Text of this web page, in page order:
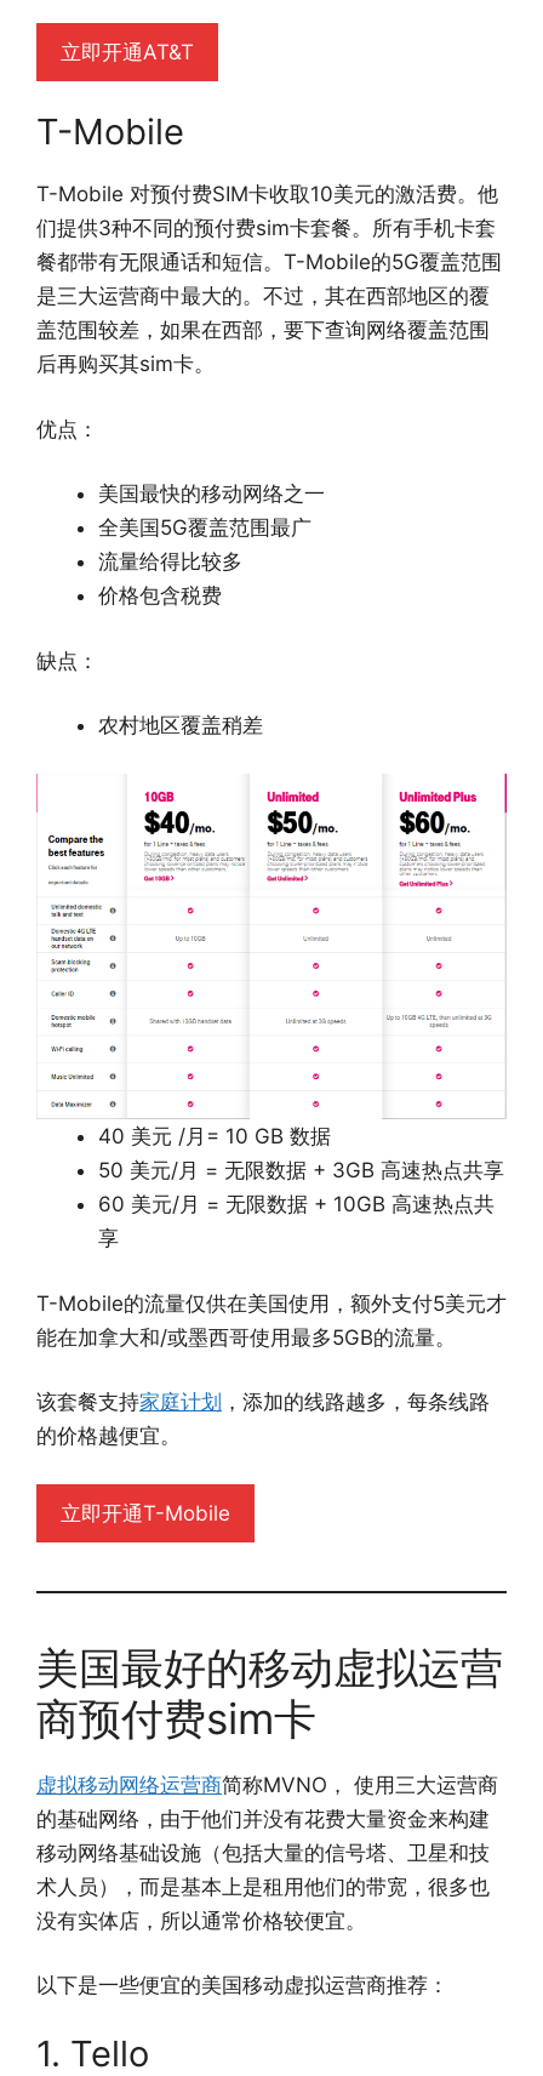
立即开通AT&T
T-Mobile
T-Mobile 对预付费SIM卡收取10美元的激活费。他
们提供3种不同的预付费sim卡套餐。所有手机卡套
餐都带有无限通话和短信。T-Mobile的5G覆盖范围
是三大运营商中最大的。不过，其在西部地区的覆
盖范围较差，如果在西部，要下查询网络覆盖范围
后再购买其sim卡。
优点：
美国最快的移动网络之一
全美国5G覆盖范围最广
流量给得比较多
价格包含税费
缺点：
农村地区覆盖稍差
40 美元 /月= 10 GB 数据
50 美元/月 = 无限数据 + 3GB 高速热点共享
60 美元/月 = 无限数据 + 10GB 高速热点共
享
T-Mobile的流量仅供在美国使用，额外支付5美元才
能在加拿大和/或墨西哥使用最多5GB的流量。
该套餐支持家庭计划 ，添加的线路越多，每条线路
的价格越便宜。
立即开通T-Mobile
美国最好的移动虚拟运营
商预付费sim卡
虚拟移动网络运营商简称MVNO， 使用三大运营商
的基础网络，由于他们并没有花费大量资金来构建
移动网络基础设施（包括大量的信号塔、卫星和技
术人员），而是基本上是租用他们的带宽，很多也
没有实体店，所以通常价格较便宜。
以下是一些便宜的美国移动虚拟运营商推荐：
1. Tello